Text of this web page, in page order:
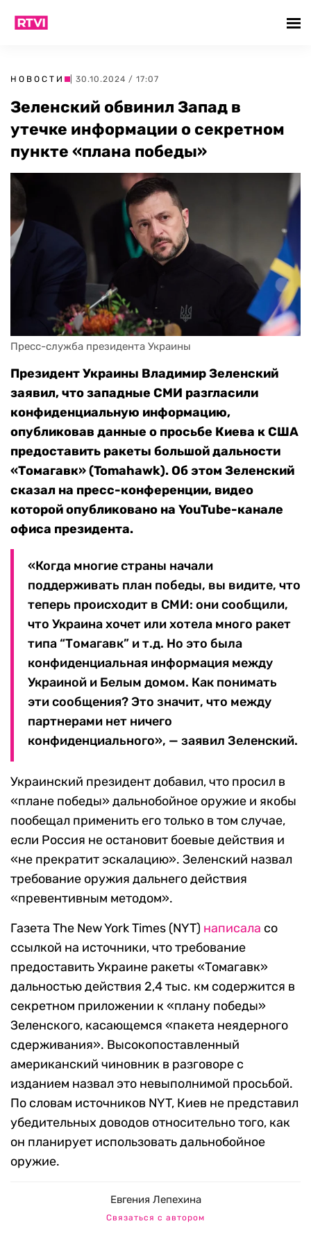
НОВОСТИ | 30.10.2024 / 17:07
Зеленский обвинил Запад в
утечке информации о секретном
пункте «плана победы»
Пресс-служба президента Украины
Президент Украины Владимир Зеленский
заявил, что западные СМИ разгласили
конфиденциальную информацию,
опубликовав данные о просьбе Киева к США
предоставить ракеты большой дальности
«Томагавк» (Tomahawk). Об этом Зеленский
сказал на пресс-конференции, видео
которой опубликовано на YouTube-канале
офиса президента.
«Когда многие страны начали
поддерживать план победы, вы видите, что
теперь происходит в СМИ: они сообщили,
что Украина хочет или хотела много ракет
типа “Томагавк” и т.д. Но это была
конфиденциальная информация между
Украиной и Белым домом. Как понимать
эти сообщения? Это значит, что между
партнерами нет ничего
конфиденциального», — заявил Зеленский.
Украинский президент добавил, что просил в
«плане победы» дальнобойное оружие и якобы
пообещал применить его только в том случае,
если Россия не остановит боевые действия и
«не прекратит эскалацию». Зеленский назвал
требование оружия дальнего действия
«превентивным методом».
Газета The New York Times (NYT) написала со
ссылкой на источники, что требование
предоставить Украине ракеты «Томагавк»
дальностью действия 2,4 тыс. км содержится в
секретном приложении к «плану победы»
Зеленского, касающемся «пакета неядерного
сдерживания». Высокопоставленный
американский чиновник в разговоре с
изданием назвал это невыполнимой просьбой.
По словам источников NYT, Киев не представил
убедительных доводов относительно того, как
он планирует использовать дальнобойное
оружие.
Евгения Лепехина
Связаться с автором